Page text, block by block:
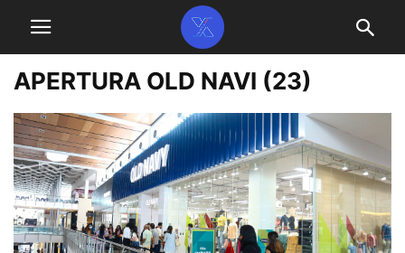
APERTURA OLD NAVI (23)